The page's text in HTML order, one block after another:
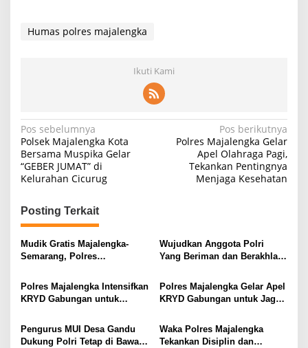
Humas polres majalengka
Ikuti Kami
Navigasi
pos
Pos sebelumnya
Polsek Majalengka Kota
Bersama Muspika Gelar
“GEBER JUMAT” di
Kelurahan Cicurug
Pos berikutnya
Polres Majalengka Gelar
Apel Olahraga Pagi,
Tekankan Pentingnya
Menjaga Kesehatan
Posting Terkait
Mudik Gratis Majalengka-
Semarang, Polres
Wujudkan Anggota Polri
Yang Beriman dan Berakhlak
Binrohtal Melalui Zoom
Meeting
Polres Majalengka Intensifkan
KRYD Gabungan untuk
Polres Majalengka Gelar Apel
KRYD Gabungan untuk Jaga
Pengurus MUI Desa Gandu
Dukung Polri Tetap di Bawah
Waka Polres Majalengka
Tekankan Disiplin dan